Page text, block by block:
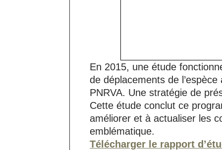
En 2015, une étude
de déplacements de
PNRVA. Une stratégie de
Cette étude conclut ce
améliorer et à actualiser les
emblématique.
Télécharger le rapport